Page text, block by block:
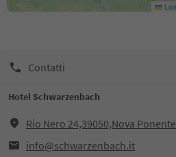
Contatti
Hotel Schwarzenbach
Rio Nero 24,39050,Nova Ponente
info@schwarzenbach.it